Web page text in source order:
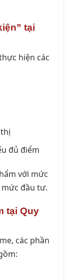
tại
hiện các
đủ điểm
với mức
đầu tư.
tại Quy
các phần